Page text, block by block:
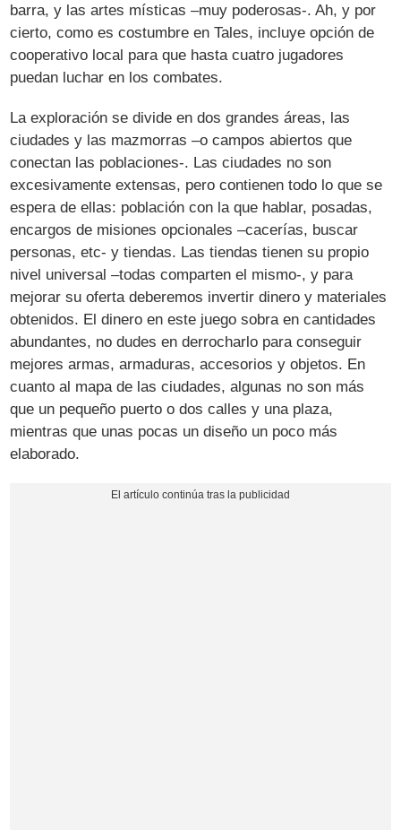
barra, y las artes místicas –muy poderosas-. Ah, y por
cierto, como es costumbre en Tales, incluye opción de
cooperativo local para que hasta cuatro jugadores
puedan luchar en los combates.
La exploración se divide en dos grandes áreas, las
ciudades y las mazmorras –o campos abiertos que
conectan las poblaciones-. Las ciudades no son
excesivamente extensas, pero contienen todo lo que se
espera de ellas: población con la que hablar, posadas,
encargos de misiones opcionales –cacerías, buscar
personas, etc- y tiendas. Las tiendas tienen su propio
nivel universal –todas comparten el mismo-, y para
mejorar su oferta deberemos invertir dinero y materiales
obtenidos. El dinero en este juego sobra en cantidades
abundantes, no dudes en derrocharlo para conseguir
mejores armas, armaduras, accesorios y objetos. En
cuanto al mapa de las ciudades, algunas no son más
que un pequeño puerto o dos calles y una plaza,
mientras que unas pocas un diseño un poco más
elaborado.